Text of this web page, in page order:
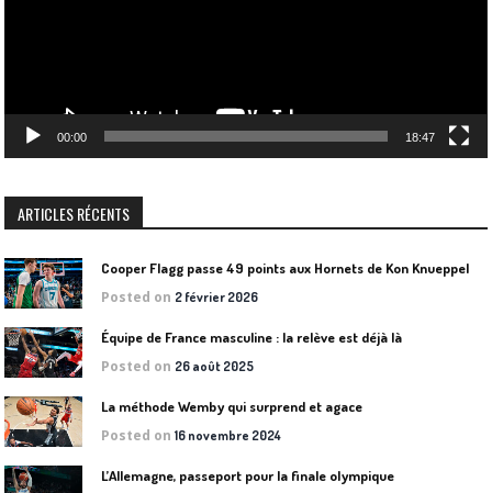
00:00 18:47
ARTICLES RÉCENTS
Cooper Flagg passe 49 points aux Hornets de Kon Knueppel
Posted on 2 février 2026
Équipe de France masculine : la relève est déjà là
Posted on 26 août 2025
La méthode Wemby qui surprend et agace
Posted on16 novembre 2024
L’Allemagne, passeport pour la finale olympique